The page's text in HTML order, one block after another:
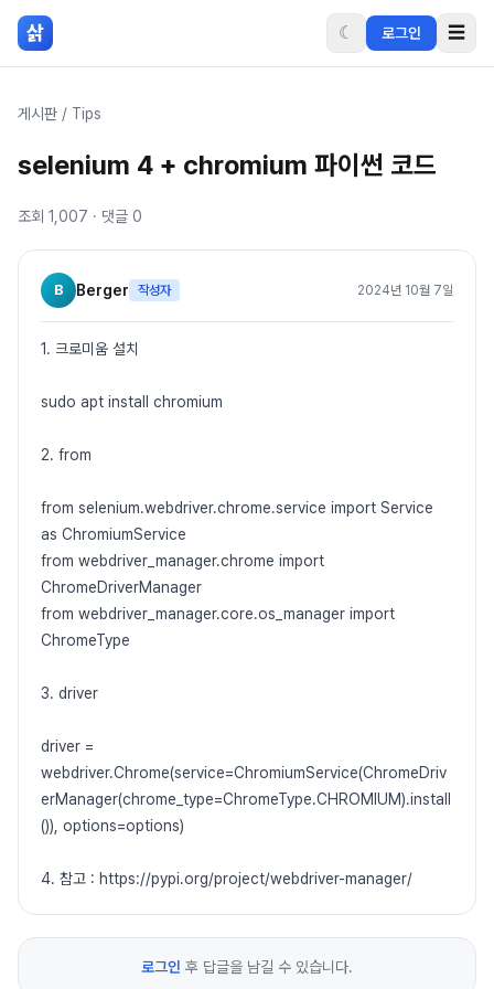
본문 바로가기
삵 ☾ 로그인 ☰
게시판 / Tips
selenium 4 + chromium 파이썬 코드
조회 1,007 · 댓글 0
B Berger 작성자 2024년 10월 7일
1. 크로미움 설치
sudo apt install chromium
2. from
from selenium.webdriver.chrome.service import Service
as ChromiumService
from webdriver_manager.chrome import
ChromeDriverManager
from webdriver_manager.core.os_manager import
ChromeType
3. driver
driver =
webdriver.Chrome(service=ChromiumService(ChromeDriv
erManager(chrome_type=ChromeType.CHROMIUM).install
()), options=options)
4. 참고 : https://pypi.org/project/webdriver-manager/
로그인 후 답글을 남길 수 있습니다.